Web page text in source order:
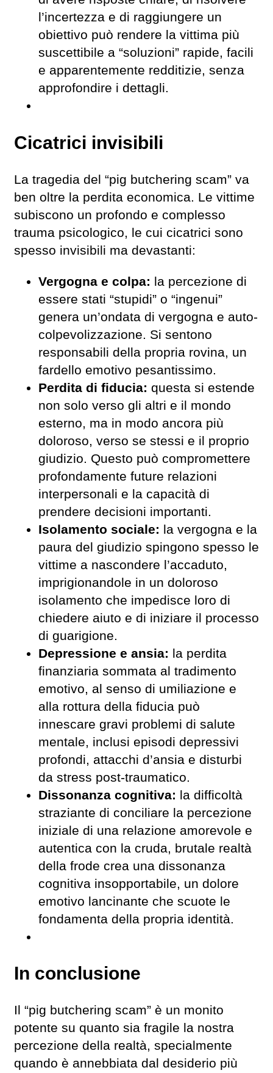
l’incertezza e di raggiungere un
obiettivo può rendere la vittima più
suscettibile a “soluzioni” rapide, facili
e apparentemente redditizie, senza
approfondire i dettagli.
Cicatrici invisibili
La tragedia del “pig butchering scam” va
ben oltre la perdita economica. Le vittime
subiscono un profondo e complesso
trauma psicologico, le cui cicatrici sono
spesso invisibili ma devastanti:
Vergogna e colpa: la percezione di
essere stati “stupidi” o “ingenui”
genera un’ondata di vergogna e auto-
colpevolizzazione. Si sentono
responsabili della propria rovina, un
fardello emotivo pesantissimo.
Perdita di fiducia: questa si estende
non solo verso gli altri e il mondo
esterno, ma in modo ancora più
doloroso, verso se stessi e il proprio
giudizio. Questo può compromettere
profondamente future relazioni
interpersonali e la capacità di
prendere decisioni importanti.
Isolamento sociale: la vergogna e la
paura del giudizio spingono spesso le
vittime a nascondere l’accaduto,
imprigionandole in un doloroso
isolamento che impedisce loro di
chiedere aiuto e di iniziare il processo
di guarigione.
Depressione e ansia: la perdita
finanziaria sommata al tradimento
emotivo, al senso di umiliazione e
alla rottura della fiducia può
innescare gravi problemi di salute
mentale, inclusi episodi depressivi
profondi, attacchi d’ansia e disturbi
da stress post-traumatico.
Dissonanza cognitiva: la difficoltà
straziante di conciliare la percezione
iniziale di una relazione amorevole e
autentica con la cruda, brutale realtà
della frode crea una dissonanza
cognitiva insopportabile, un dolore
emotivo lancinante che scuote le
fondamenta della propria identità.
In conclusione
Il “pig butchering scam” è un monito
potente su quanto sia fragile la nostra
percezione della realtà, specialmente
quando è annebbiata dal desiderio più